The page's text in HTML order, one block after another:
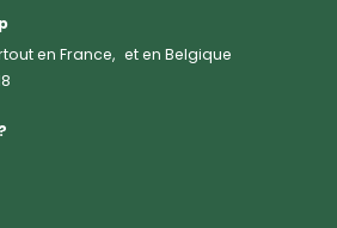
en France, et en Belgique